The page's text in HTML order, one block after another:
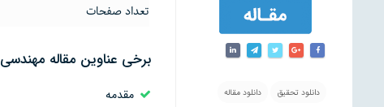
دانلود تحقیق دانلود مقاله
تعداد صفحات
برخی عناوین مقاله
مقدمه